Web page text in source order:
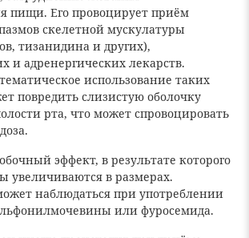
пищи. Его провоцирует приём
скелетной мускулатуры
тизанидина и других),
и адренергических лекарств.
использование таких
повредить слизистую оболочку
рта, что может спровоцировать
эффект, в результате которого
увеличиваются в размерах.
наблюдаться при употреблении
или фуросемида.